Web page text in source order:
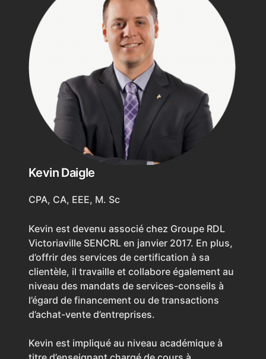
Kevin Daigle
CPA, CA, EEE, M. Sc
Kevin est devenu associé chez Groupe RDL
Victoriaville SENCRL en janvier 2017. En plus,
d’offrir des services de certification à sa
clientèle, il travaille et collabore également au
niveau des mandats de services-conseils à
l’égard de financement ou de transactions
d’achat-vente d’entreprises.
Kevin est impliqué au niveau académique à